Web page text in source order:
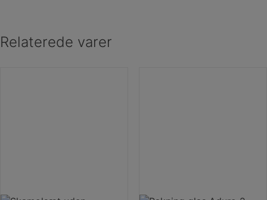
Relaterede varer